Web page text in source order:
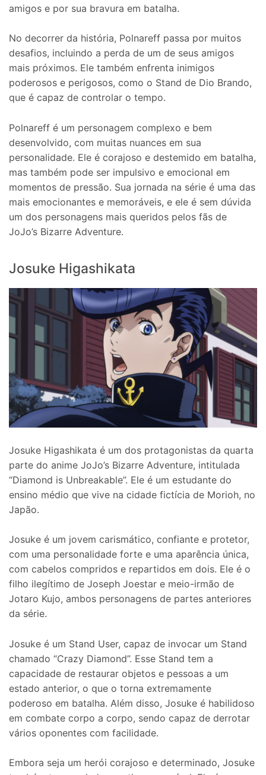
amigos e por sua bravura em batalha.
No decorrer da história, Polnareff passa por muitos
desafios, incluindo a perda de um de seus amigos
mais próximos. Ele também enfrenta inimigos
poderosos e perigosos, como o Stand de Dio Brando,
que é capaz de controlar o tempo.
Polnareff é um personagem complexo e bem
desenvolvido, com muitas nuances em sua
personalidade. Ele é corajoso e destemido em batalha,
mas também pode ser impulsivo e emocional em
momentos de pressão. Sua jornada na série é uma das
mais emocionantes e memoráveis, e ele é sem dúvida
um dos personagens mais queridos pelos fãs de
JoJo’s Bizarre Adventure.
Josuke Higashikata
Josuke Higashikata é um dos protagonistas da quarta
parte do anime JoJo’s Bizarre Adventure, intitulada
“Diamond is Unbreakable”. Ele é um estudante do
ensino médio que vive na cidade fictícia de Morioh, no
Japão.
Josuke é um jovem carismático, confiante e protetor,
com uma personalidade forte e uma aparência única,
com cabelos compridos e repartidos em dois. Ele é o
filho ilegítimo de Joseph Joestar e meio-irmão de
Jotaro Kujo, ambos personagens de partes anteriores
da série.
Josuke é um Stand User, capaz de invocar um Stand
chamado “Crazy Diamond”. Esse Stand tem a
capacidade de restaurar objetos e pessoas a um
estado anterior, o que o torna extremamente
poderoso em batalha. Além disso, Josuke é habilidoso
em combate corpo a corpo, sendo capaz de derrotar
vários oponentes com facilidade.
Embora seja um herói corajoso e determinado, Josuke